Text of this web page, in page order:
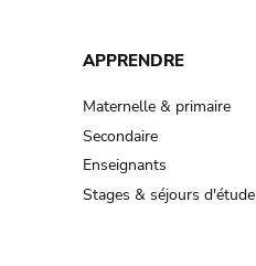
APPRENDRE
Maternelle & primaire
Secondaire
Enseignants
Stages & séjours d'étude